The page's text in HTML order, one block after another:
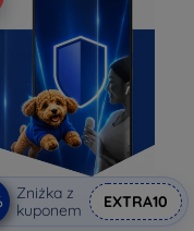
Zniżka z
kuponem
EXTRA10